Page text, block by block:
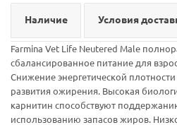
Наличие Условия
Farmina Vet Life Neutered Male
сбалансированное питание для
Снижение энергетической
развития ожирения. Высокая
карнитин способствуют
использованию запасов жиров.